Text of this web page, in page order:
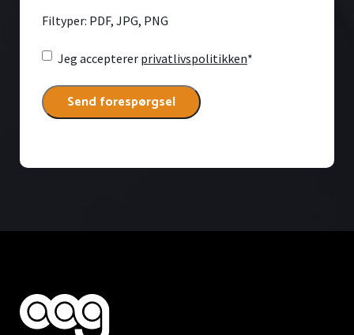
Filtyper: PDF, JPG, PNG
Consent*
Jeg accepterer privatlivspolitikken*